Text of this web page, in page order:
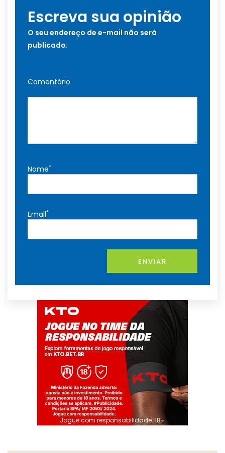
Escreva sua opinião
O seu endereço de e-mail não será
publicado.
Comentário
Nome*
Email*
ENVIAR
Jogue com responsabilidade. 18+